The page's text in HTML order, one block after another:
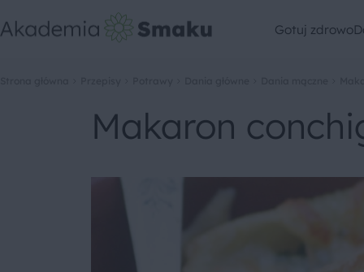
Gotuj zdrowo
Makaron